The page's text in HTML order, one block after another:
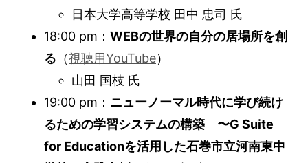
日本大学高等学校 田中 忠司 氏
18:00 pm： WEBの世界の自分の居場所を創
る （視聴用YouTube）
山田 国枝 氏
19:00 pm： ニューノーマル時代に学び続け
るための学習システムの構築 〜G Suite
for Educationを活用した石巻市立河南東中